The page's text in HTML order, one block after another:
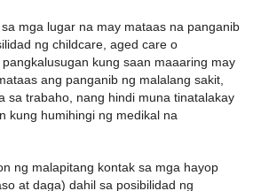
mga lugar na may mataas na panganib
ng childcare, aged care o
kung saan maaaring may
ang panganib ng malalang sakit,
sa trabaho, nang hindi muna tinatalakay
kung humihingi ng medikal na
ng malapitang kontak sa mga hayop
at daga) dahil sa posibilidad ng